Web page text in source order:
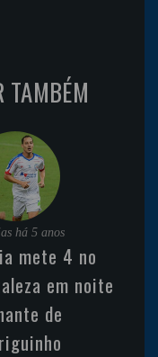
TAMBÉM
há 5 anos
mete 4 no
em noite
de